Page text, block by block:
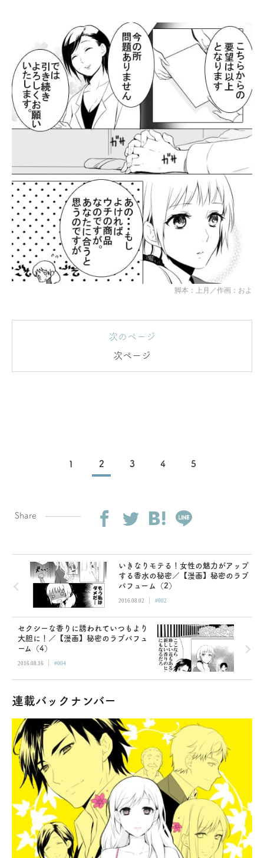
脚本：上月／作画：およ
次のページ
次ページ
1 2 3 4 5
Share
いきなりモテる！女性の魅力がアップ
する香水の秘密／【漫画】秘密のラブ
パフューム（2）
2016.08.02 | #002
セクシーな香りに誘われていつもより
大胆に！／【漫画】秘密のラブパフュ
ーム（4）
2016.08.16 | #004
連載バックナンバー